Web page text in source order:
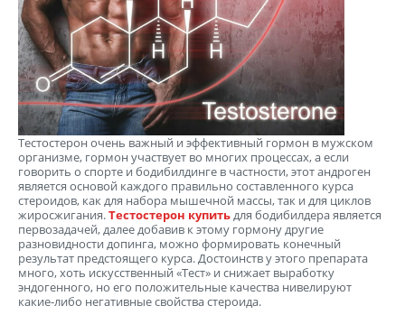
Тестостерон очень важный и эффективный гормон в мужском
организме, гормон участвует во многих процессах, а если
говорить о спорте и бодибилдинге в частности, этот андроген
является основой каждого правильно составленного курса
стероидов, как для набора мышечной массы, так и для циклов
жиросжигания.Тестостерон купитьдля бодибилдера является
первозадачей, далее добавив к этому гормону другие
разновидности допинга, можно формировать конечный
результат предстоящего курса. Достоинств у этого препарата
много, хоть искусственный «Тест» и снижает выработку
эндогенного, но его положительные качества нивелируют
какие-либо негативные свойства стероида.